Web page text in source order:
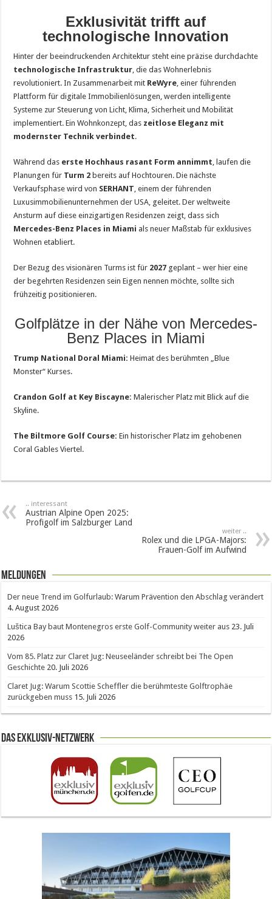
Exklusivität trifft auf
technologische Innovation
Hinter der beeindruckenden Architektur steht eine präzise durchdachte
technologische Infrastruktur, die das Wohnerlebnis
revolutioniert. In Zusammenarbeit mit ReWyre, einer führenden
Plattform für digitale Immobilienlösungen, werden intelligente
Systeme zur Steuerung von Licht, Klima, Sicherheit und Mobilität
implementiert. Ein Wohnkonzept, das zeitlose Eleganz mit
modernster Technik verbindet.
Während das erste Hochhaus rasant Form annimmt, laufen die
Planungen für Turm 2 bereits auf Hochtouren. Die nächste
Verkaufsphase wird von SERHANT, einem der führenden
Luxusimmobilienunternehmen der USA, geleitet. Der weltweite
Ansturm auf diese einzigartigen Residenzen zeigt, dass sich
Mercedes-Benz Places in Miami als neuer Maßstab für exklusives
Wohnen etabliert.
Der Bezug des visionären Turms ist für 2027 geplant – wer hier eine
der begehrten Residenzen sein Eigen nennen möchte, sollte sich
frühzeitig positionieren.
Golfplätze in der Nähe von Mercedes-
Benz Places in Miami
Trump National Doral Miami: Heimat des berühmten „Blue
Monster“ Kurses.
Crandon Golf at Key Biscayne: Malerischer Platz mit Blick auf die
Skyline.
The Biltmore Golf Course: Ein historischer Platz im gehobenen
Coral Gables Viertel.
.. interessant
Austrian Alpine Open 2025:
Profigolf im Salzburger Land
weiter ..
Rolex und die LPGA-Majors:
Frauen-Golf im Aufwind
Meldungen
Der neue Trend im Golfurlaub: Warum Prävention den Abschlag verändert
4. August 2026
Luštica Bay baut Montenegros erste Golf-Community weiter aus 23. Juli
2026
Vom 85. Platz zur Claret Jug: Neuseeländer schreibt bei The Open
Geschichte 20. Juli 2026
Claret Jug: Warum Scottie Scheffler die berühmteste Golftrophäe
zurückgeben muss 15. Juli 2026
Das Exklusiv-Netzwerk